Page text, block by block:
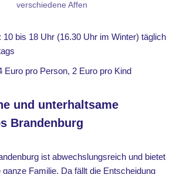
verschiedene Affen
10 bis 18 Uhr (16.30 Uhr im Winter) täglich
Euro pro Person, 2 Euro pro Kind
und unterhaltsame
Brandenburg
ist abwechslungsreich und bietet
Familie. Da fällt die Entscheidung